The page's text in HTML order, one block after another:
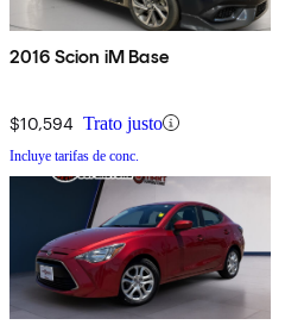
2016 Scion iM Base
$10,594 Trato justo
Incluye tarifas de conc.